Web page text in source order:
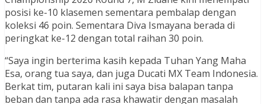
posisi ke-10 klasemen sementara pembalap dengan
koleksi 46 poin. Sementara Diva Ismayana berada di
peringkat ke-12 dengan total raihan 30 poin.
“Saya ingin berterima kasih kepada Tuhan Yang Maha
Esa, orang tua saya, dan juga Ducati MX Team Indonesia.
Berkat tim, putaran kali ini saya bisa balapan tanpa
beban dan tanpa ada rasa khawatir dengan masalah